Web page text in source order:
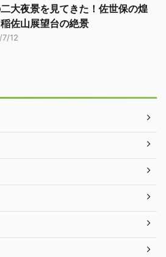
大夜景を見てきた！佐世保の煌
佐山展望台の絶景
12